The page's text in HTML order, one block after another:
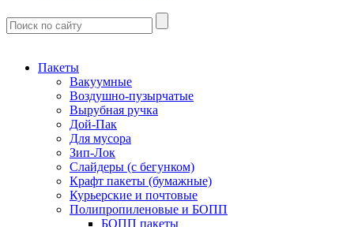
Пакеты
Вакуумные
Воздушно-пузырчатые
Вырубная ручка
Дой-Пак
Для мусора
Зип-Лок
Слайдеры (с бегунком)
Крафт пакеты (бумажные)
Курьерские и почтовые
Полипропиленовые и БОПП
БОПП пакеты